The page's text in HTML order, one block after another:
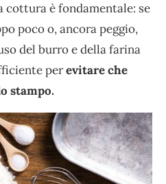
è fondamentale: se
poco o, ancora peggio,
del burro e della farina
perevitare che
stampo.